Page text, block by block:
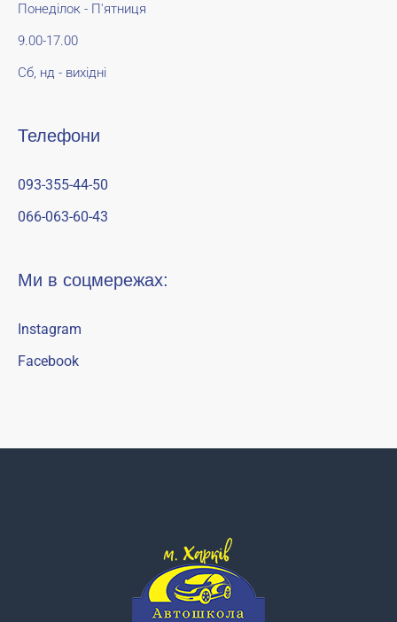
Понеділок - П'ятниця
9.00-17.00
Сб, нд - вихідні
Телефони
093-355-44-50
066-063-60-43
Ми в соцмережах:
Instagram
Facebook